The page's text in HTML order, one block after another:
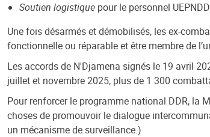
Soutien logistique pour le personnel
Une fois désarmés et démobilisés, les ex-
fonctionnelle ou réparable et être membre de
Les accords de N'Djamena signés le 19 avril
juillet et novembre 2025, plus de 1 300
Pour renforcer le programme national DDR, la
choses de promouvoir le dialogue
un mécanisme de surveillance.)